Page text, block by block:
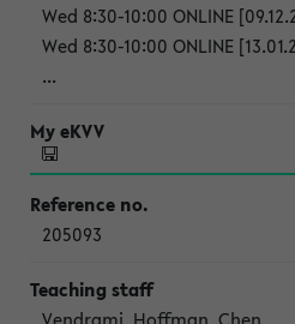
Wed 8:30-10:00 ONLINE
Wed 8:30-10:00 ONLINE
...
205093